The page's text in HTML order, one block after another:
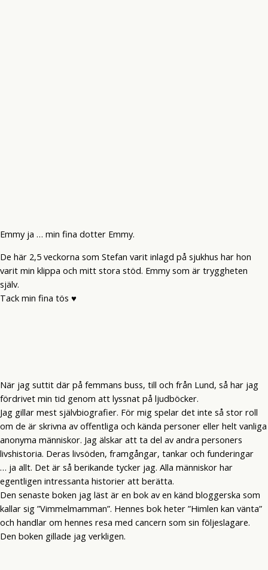
Emmy ja … min fina dotter Emmy.
De här 2,5 veckorna som Stefan varit inlagd på sjukhus har hon
varit min klippa och mitt stora stöd. Emmy som är tryggheten
själv.
Tack min fina tös ♥
När jag suttit där på femmans buss, till och från Lund, så har jag
fördrivet min tid genom att lyssnat på ljudböcker.
Jag gillar mest självbiografier. För mig spelar det inte så stor roll
om de är skrivna av offentliga och kända personer eller helt vanliga
anonyma människor. Jag älskar att ta del av andra personers
livshistoria. Deras livsöden, framgångar, tankar och funderingar
… ja allt. Det är så berikande tycker jag. Alla människor har
egentligen intressanta historier att berätta.
Den senaste boken jag läst är en bok av en känd bloggerska som
kallar sig ”Vimmelmamman”. Hennes bok heter ”Himlen kan vänta”
och handlar om hennes resa med cancern som sin följeslagare.
Den boken gillade jag verkligen.